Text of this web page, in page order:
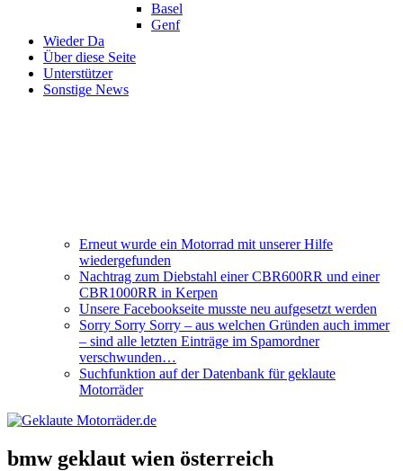
Basel
Genf
Wieder Da
Über diese Seite
Unterstützer
Sonstige News
Erneut wurde ein Motorrad mit unserer Hilfe
wiedergefunden
Nachtrag zum Diebstahl einer CBR600RR und einer
CBR1000RR in Kerpen
Unsere Facebookseite musste neu aufgesetzt werden
Sorry Sorry Sorry – aus welchen Gründen auch immer
– sind alle letzten Einträge im Spamordner
verschwunden…
Suchfunktion auf der Datenbank für geklaute
Motorräder
bmw geklaut wien österreich